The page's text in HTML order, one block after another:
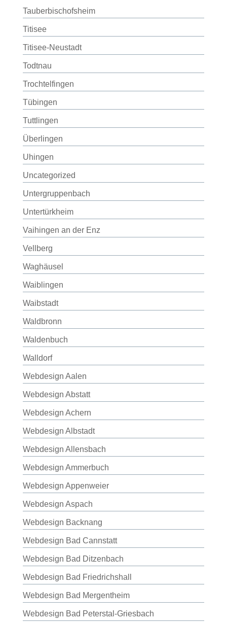
Tauberbischofsheim
Titisee
Titisee-Neustadt
Todtnau
Trochtelfingen
Tübingen
Tuttlingen
Überlingen
Uhingen
Uncategorized
Untergruppenbach
Untertürkheim
Vaihingen an der Enz
Vellberg
Waghäusel
Waiblingen
Waibstadt
Waldbronn
Waldenbuch
Walldorf
Webdesign Aalen
Webdesign Abstatt
Webdesign Achern
Webdesign Albstadt
Webdesign Allensbach
Webdesign Ammerbuch
Webdesign Appenweier
Webdesign Aspach
Webdesign Backnang
Webdesign Bad Cannstatt
Webdesign Bad Ditzenbach
Webdesign Bad Friedrichshall
Webdesign Bad Mergentheim
Webdesign Bad Peterstal-Griesbach